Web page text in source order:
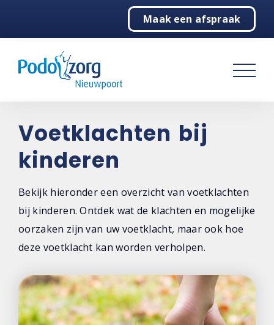
Maak een afspraak
Podologie
Behandelingen
Over ons
Contact
Voetklachten bij
kinderen
Bekijk hieronder een overzicht van voetklachten
bij kinderen. Ontdek wat de klachten en mogelijke
oorzaken zijn van uw voetklacht, maar ook hoe
deze voetklacht kan worden verholpen.